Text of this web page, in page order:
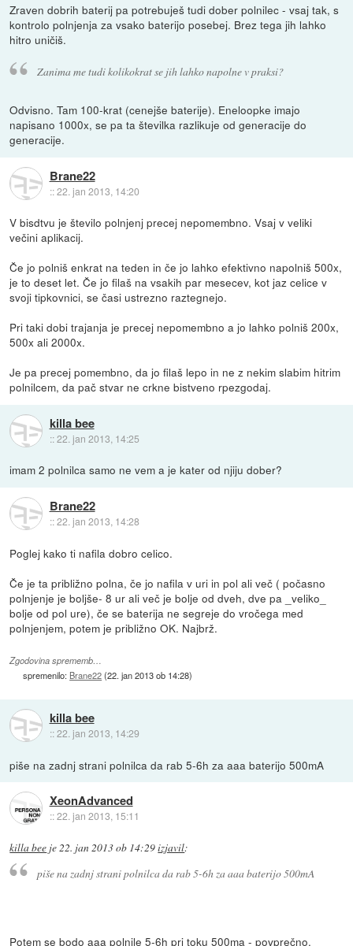
Zraven dobrih baterij pa potrebuješ tudi dober polnilec - vsaj tak, s
kontrolo polnjenja za vsako baterijo posebej. Brez tega jih lahko
hitro uničiš.
Zanima me tudi kolikokrat se jih lahko napolne v praksi?
Odvisno. Tam 100-krat (cenejše baterije). Eneloopke imajo
napisano 1000x, se pa ta številka razlikuje od generacije do
generacije.
Brane22
::22. jan 2013, 14:20
V bisdtvu je število polnjenj precej nepomembno. Vsaj v veliki
večini aplikacij.
Če jo polniš enkrat na teden in če jo lahko efektivno napolniš 500x,
je to deset let. Če jo filaš na vsakih par mesecev, kot jaz celice v
svoji tipkovnici, se časi ustrezno raztegnejo.
Pri taki dobi trajanja je precej nepomembno a jo lahko polniš 200x,
500x ali 2000x.
Je pa precej pomembno, da jo filaš lepo in ne z nekim slabim hitrim
polnilcem, da pač stvar ne crkne bistveno rpezgodaj.
killa bee
::22. jan 2013, 14:25
imam 2 polnilca samo ne vem a je kater od njiju dober?
Brane22
::22. jan 2013, 14:28
Poglej kako ti nafila dobro celico.
Če je ta približno polna, če jo nafila v uri in pol ali več ( počasno
polnjenje je boljše- 8 ur ali več je bolje od dveh, dve pa _veliko_
bolje od pol ure), če se baterija ne segreje do vročega med
polnjenjem, potem je približno OK. Najbrž.
Zgodovina sprememb…
spremenilo: Brane22(22. jan 2013 ob 14:28)
killa bee
::22. jan 2013, 14:29
piše na zadnj strani polnilca da rab 5-6h za aaa baterijo 500mA
XeonAdvanced
::22. jan 2013, 15:11
killa bee je22. jan 2013 ob 14:29izjavil:
piše na zadnj strani polnilca da rab 5-6h za aaa baterijo 500mA
Potem se bodo aaa polnile 5-6h pri toku 500ma - povprečno,